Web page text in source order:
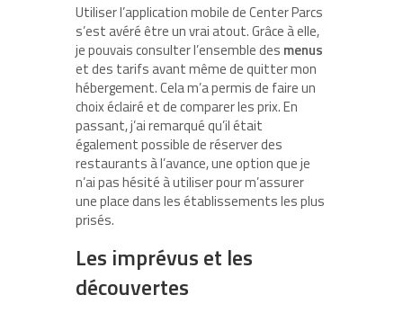
Utiliser l’application mobile de Center Parcs
s’est avéré être un vrai atout. Grâce à elle,
je pouvais consulter l’ensemble des menus
et des tarifs avant même de quitter mon
hébergement. Cela m’a permis de faire un
choix éclairé et de comparer les prix. En
passant, j’ai remarqué qu’il était
également possible de réserver des
restaurants à l’avance, une option que je
n’ai pas hésité à utiliser pour m’assurer
une place dans les établissements les plus
prisés.
Les imprévus et les
découvertes